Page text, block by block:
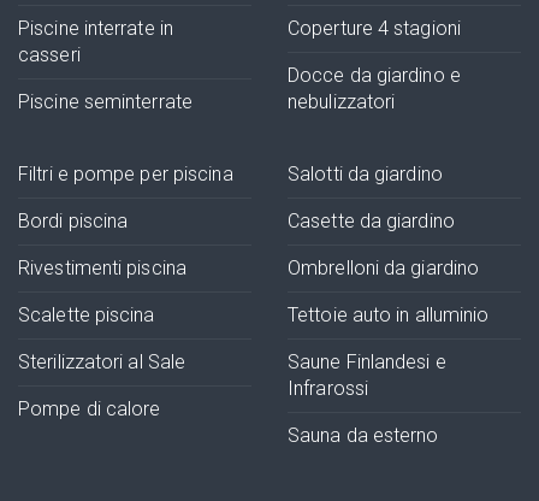
Piscine interrate in
casseri
Piscine seminterrate
Coperture 4 stagioni
Docce da giardino e
nebulizzatori
Filtri e pompe per piscina
Bordi piscina
Rivestimenti piscina
Scalette piscina
Sterilizzatori al Sale
Pompe di calore
Salotti da giardino
Casette da giardino
Ombrelloni da giardino
Tettoie auto in alluminio
Saune Finlandesi e
Infrarossi
Sauna da esterno